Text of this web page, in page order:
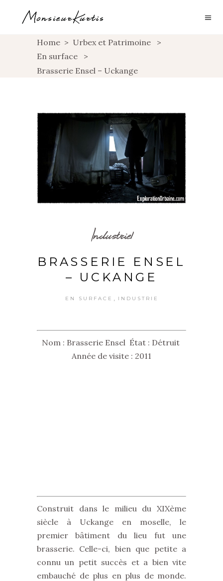
Home > Urbex et Patrimoine
>
En surface
>
Brasserie Ensel – Uckange
Industriel
BRASSERIE ENSEL
– UCKANGE
EN SURFACE INDUSTRIE
Nom : Brasserie Ensel État : Détruit
Année de visite : 2011
Construit dans le milieu du XIXème
siècle à Uckange en moselle, le
premier bâtiment du lieu fut une
brasserie. Celle-ci, bien que petite a
connu un petit succès et a bien vite
embauché de plus en plus de monde.